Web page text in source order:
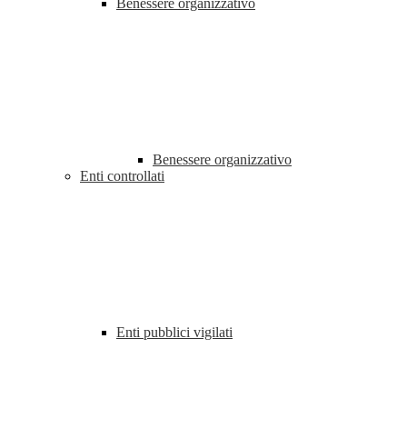
Benessere organizzativo
Benessere organizzativo
Enti controllati
Enti pubblici vigilati